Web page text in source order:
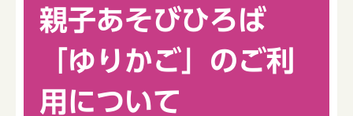
親子あそびひろば
「ゆりかご」のご利
用について